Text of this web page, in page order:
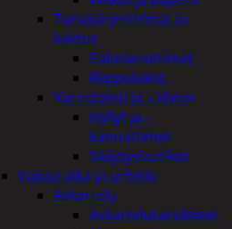
Turvajärjestelmät ja
lukitus
Palovaroittimet
Riippulukot
Varastointi ja säilytys
Hyllyt ja -
kannattimet
Säilytyslaatikot
Vapaa-aika ja urheilu
Askartelu
Askartelutarvikkeet